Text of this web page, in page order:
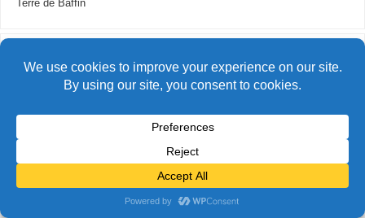
Terre de Baffin
© Alain Bidart (2026) - Tous droits réservés
FIÈREMENT PROPULSÉ PARPARABOLA